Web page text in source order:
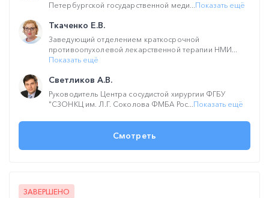
Петербургской государственной меди...Показать ещё
Ткаченко Е.В.
Заведующий отделением краткосрочной
противоопухолевой лекарственной терапии НМИ...
Показать ещё
Светликов А.В.
Руководитель Центра сосудистой хирургии ФГБУ
"СЗОНКЦ им. Л.Г. Соколова ФМБА Рос...Показать ещё
Смотреть
ЗАВЕРШЕНО